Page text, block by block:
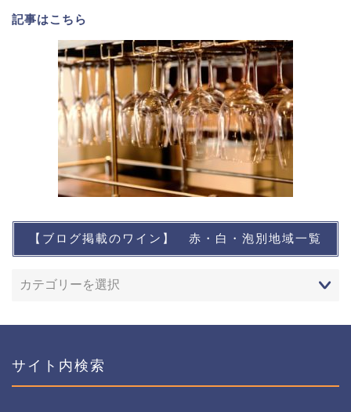
記事はこちら
【ブログ掲載のワイン】 赤・白・泡別地域一覧
サイト内検索
想い出に残るワイン